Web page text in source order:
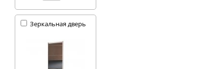
Зеркальная дверь